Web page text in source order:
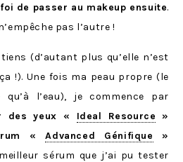
de passer au makeup ensuite.
pas l’autre !
(d’autant plus qu’elle n’est
!). Une fois ma peau propre (le
l’eau), je commence par
des yeux « Ideal Resource »
«Advanced Génifique »
sérum que j’ai pu tester